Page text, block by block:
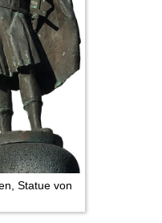
Statue von